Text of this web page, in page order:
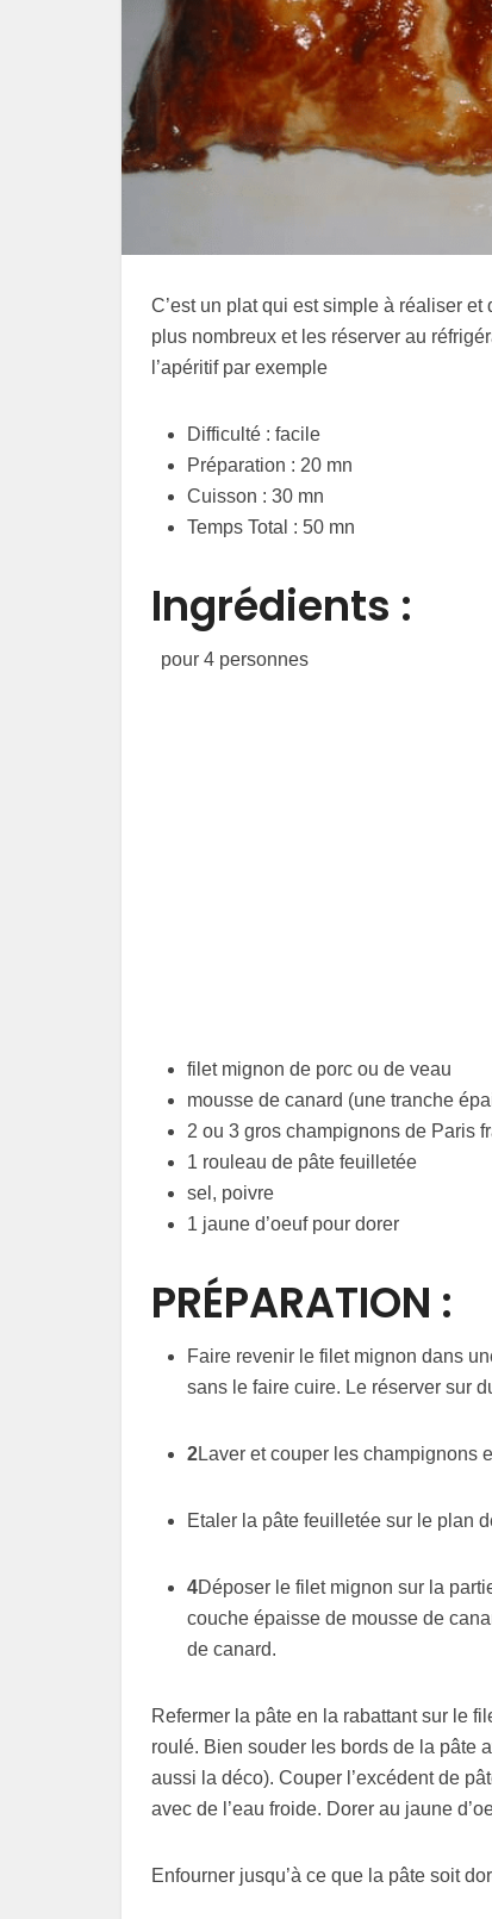
C’est un plat qui est simple à réaliser
plus nombreux et les réserver au
l’apéritif par exemple
Difficulté : facile
Préparation : 20 mn
Cuisson : 30 mn
Temps Total : 50 mn
Ingrédients :
pour 4 personnes
filet mignon de porc ou de veau
mousse de canard (une tranche
2 ou 3 gros champignons de Paris
1 rouleau de pâte feuilletée
sel, poivre
1 jaune d’oeuf pour dorer
PRÉPARATION :
Faire revenir le filet mignon dans
sans le faire cuire. Le réserver sur
2Laver et couper les champignons
Etaler la pâte feuilletée sur le plan
4Déposer le filet mignon sur la
couche épaisse de mousse de
de canard.
Refermer la pâte en la rabattant sur le
roulé. Bien souder les bords de la pâte
aussi la déco). Couper l’excédent de
avec de l’eau froide. Dorer au jaune
Enfourner jusqu’à ce que la pâte soit